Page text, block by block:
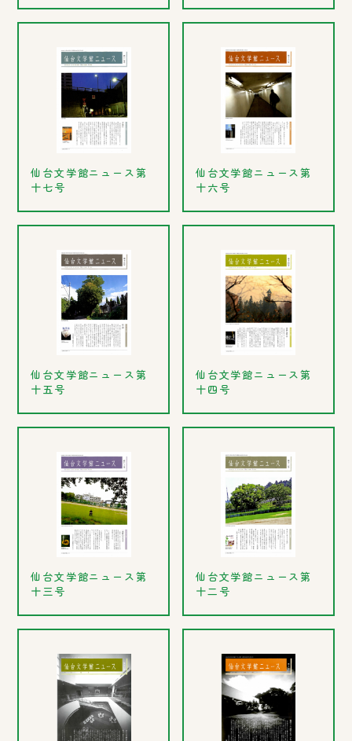
仙台文学館ニュース第
十七号
仙台文学館ニュース第
十六号
仙台文学館ニュース第
十五号
仙台文学館ニュース第
十四号
仙台文学館ニュース第
十三号
仙台文学館ニュース第
十二号